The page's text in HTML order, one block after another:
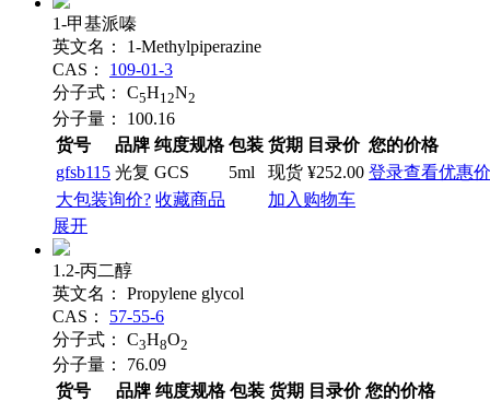
1-甲基派嗪
英文名：
1-Methylpiperazine
CAS：
109-01-3
分子式：
C5H12N2
分子量：
100.16
货号
品牌 纯度规格 包装 货期 目录价 您的价格
gfsb115 光复 GCS 5ml 现货 ¥252.00 登录查看优惠价
大包装询价? 收藏商品
加入购物车
展开
1.2-丙二醇
英文名：
Propylene glycol
CAS：
57-55-6
分子式：
C3H8O2
分子量：
76.09
货号
品牌 纯度规格 包装 货期 目录价 您的价格